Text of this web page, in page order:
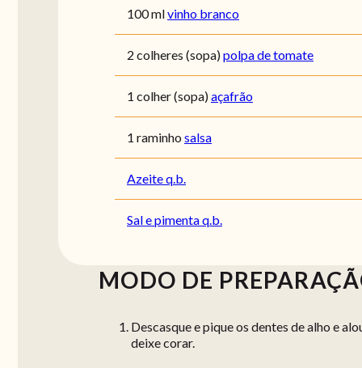
100 mlvinho branco
2 colheres (sopa)polpa de tomate
1 colher (sopa)açafrão
1 raminho salsa
Azeite q.b.
Sal e pimenta q.b.
MODO DE
Descasque e pique os dentes de alho e
deixe corar.